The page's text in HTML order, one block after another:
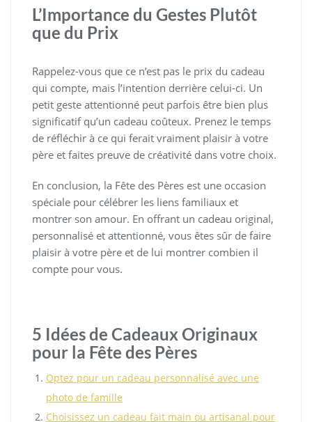
L’Importance du Gestes Plutôt
que du Prix
Rappelez-vous que ce n’est pas le prix du cadeau
qui compte, mais l’intention derrière celui-ci. Un
petit geste attentionné peut parfois être bien plus
significatif qu’un cadeau coûteux. Prenez le temps
de réfléchir à ce qui ferait vraiment plaisir à votre
père et faites preuve de créativité dans votre choix.
En conclusion, la Fête des Pères est une occasion
spéciale pour célébrer les liens familiaux et
montrer son amour. En offrant un cadeau original,
personnalisé et attentionné, vous êtes sûr de faire
plaisir à votre père et de lui montrer combien il
compte pour vous.
5 Idées de Cadeaux Originaux
pour la Fête des Pères
Optez pour un cadeau personnalisé avec une
photo de famille
Choisissez un cadeau fait main ou artisanal pour